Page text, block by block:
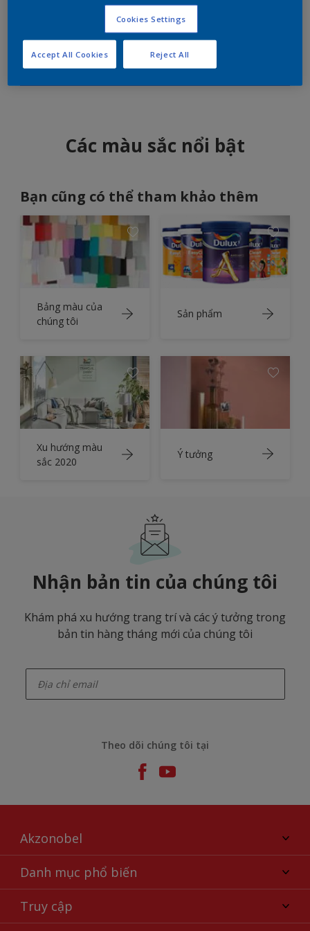
Những sắc thái xanh dương đậm của màu mòng két
và ghi xám tạo cảm giác kịch tính.
Các màu sắc nổi bật
Bạn cũng có thể tham khảo thêm
Bảng màu của
chúng tôi
Sản phẩm
Xu hướng màu
sắc 2020
Ý tưởng
Nhận bản tin của chúng tôi
Khám phá xu hướng trang trí và các ý tưởng trong
bản tin hàng tháng mới của chúng tôi
Theo dõi chúng tôi tại
Akzonobel
Giới thiệu về AkzoNobel
Liên hệ chúng tôi
Tìm một cửa hàng
Danh mục phổ biến
Tìm màu sắc
Chọn sản phẩm
Truy cập
Cookies Settings
Reject All
Accept All Cookies